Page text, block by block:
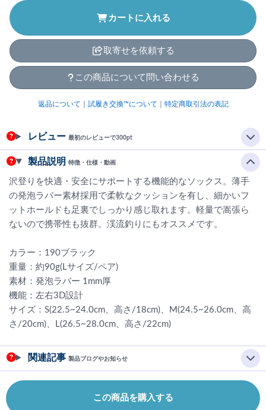
カートに入れる
取寄せを依頼する
この商品について問い合わせる
返品について 試履き交換™について 特定商取引法の表記
レビュー 最初のレビューで300pt
製品説明 特徴・仕様・動画
沢登りを快適・安全にサポートする機能的なソックス。薄手
の発泡ラバー素材採用で柔軟なクッションを有し、細かいフ
ットホールドも足裏でしっかり感じ取れます。軽量で嵩張ら
ないので携帯性も抜群。渓流釣りにもオススメです。
カラー：190ブラック
重量：約90g(Lサイズ/ペア)
素材：発泡ラバー 1mm厚
機能：左右3D設計
サイズ：S(22.5~24.0cm、高さ/18cm)、M(24.5~26.0cm、高
さ/20cm)、L(26.5~28.0cm、高さ/22cm)
関連記事 製品ブログやお知らせ
この商品を購入する